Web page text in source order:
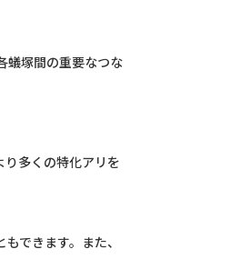
蟻塚間の重要なつな
り多くの特化アリを
できます。また、